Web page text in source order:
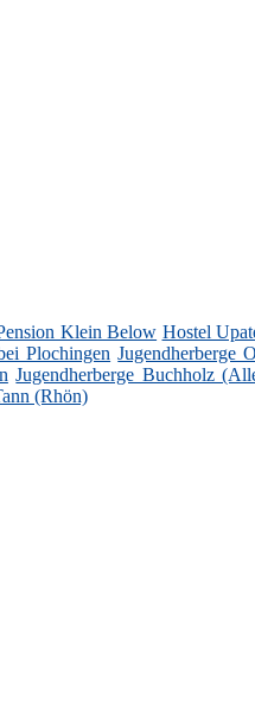
Klein Below Hostel
Plochingen Jugendherberge
Jugendherberge Buchholz
(Rhön)